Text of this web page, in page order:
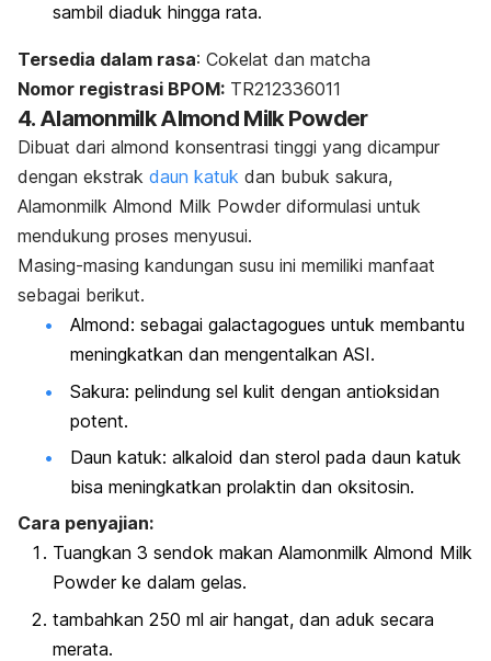
sambil diaduk hingga rata.
Tersedia dalam rasa: Cokelat dan matcha
Nomor registrasi BPOM: TR212336011
4. Alamonmilk Almond Milk Powder
Dibuat dari almond konsentrasi tinggi yang dicampur
dengan ekstrak daun katuk dan bubuk sakura,
Alamonmilk Almond Milk Powder diformulasi untuk
mendukung proses menyusui.
Masing-masing kandungan susu ini memiliki manfaat
sebagai berikut.
Almond: sebagai galactagogues untuk membantu
meningkatkan dan mengentalkan ASI.
Sakura: pelindung sel kulit dengan antioksidan
potent.
Daun katuk: alkaloid dan sterol pada daun katuk
bisa meningkatkan prolaktin dan oksitosin.
Cara penyajian:
Tuangkan 3 sendok makan Alamonmilk Almond Milk
Powder ke dalam gelas.
tambahkan 250 ml air hangat, dan aduk secara
merata.